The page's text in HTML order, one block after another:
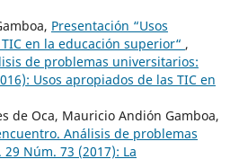
Presentación “Usos
en la educación superior“ ,
de problemas universitarios:
Usos apropiados de las TIC en
de Oca, Mauricio Andión Gamboa,
Análisis de problemas
Núm. 73 (2017): La